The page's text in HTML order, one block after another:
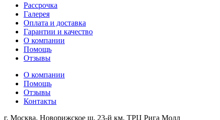
Рассрочка
Галерея
Оплата и доставка
Гарантии и качество
О компании
Помощь
Отзывы
О компании
Помощь
Отзывы
Контакты
г. Москва, Новорижское ш. 23-й км, ТРЦ Рига Молл